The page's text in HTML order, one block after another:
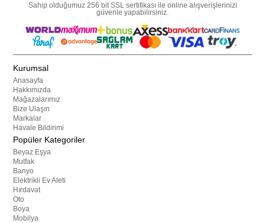
Sahip olduğumuz 256 bit SSL sertifikası ile online alışverişlerinizi
güvenle yapabilirsiniz.
Kurumsal
Anasayfa
Hakkımızda
Mağazalarımız
Bize Ulaşın
Markalar
Havale Bildirimi
Popüler Kategoriler
Beyaz Eşya
Mutfak
Banyo
Elektrikli Ev Aleti
Hırdavat
Oto
Boya
Mobilya